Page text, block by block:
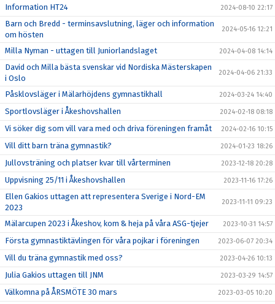
Information HT24 2024-08-10 22:17
Barn och Bredd - terminsavslutning, läger och information
om hösten
2024-05-16 12:21
Milla Nyman - uttagen till Juniorlandslaget 2024-04-08 14:14
David och Milla bästa svenskar vid Nordiska Mästerskapen
i Oslo
2024-04-06 21:33
Påsklovsläger i Mälarhöjdens gymnastikhall 2024-03-24 14:40
Sportlovsläger i Åkeshovshallen 2024-02-18 08:18
Vi söker dig som vill vara med och driva föreningen framåt 2024-02-16 10:15
Vill ditt barn träna gymnastik? 2024-01-23 18:26
Jullovsträning och platser kvar till vårterminen 2023-12-18 20:28
Uppvisning 25/11 i Åkeshovshallen 2023-11-16 17:26
Ellen Gakios uttagen att representera Sverige i Nord-EM
2023
2023-11-11 09:23
Mälarcupen 2023 i Åkeshov, kom & heja på våra ASG-tjejer 2023-10-31 14:57
Första gymnastiktävlingen för våra pojkar i föreningen 2023-06-07 20:34
Vill du träna gymnastik med oss? 2023-04-26 10:13
Julia Gakios uttagen till JNM 2023-03-29 14:57
Välkomna på ÅRSMÖTE 30 mars 2023-03-05 10:20